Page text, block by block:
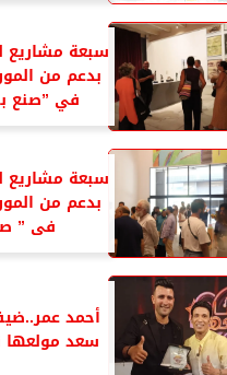
سبعة مشاريع
بدعم من
في ”صنع
سبعة مشاريع
بدعم من
فى ”
أحمد
سعد مولعها